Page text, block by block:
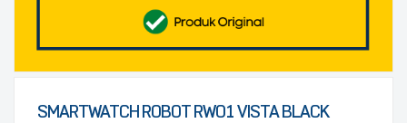
SMARTWATCH ROBOT RWO1 VISTA BLACK